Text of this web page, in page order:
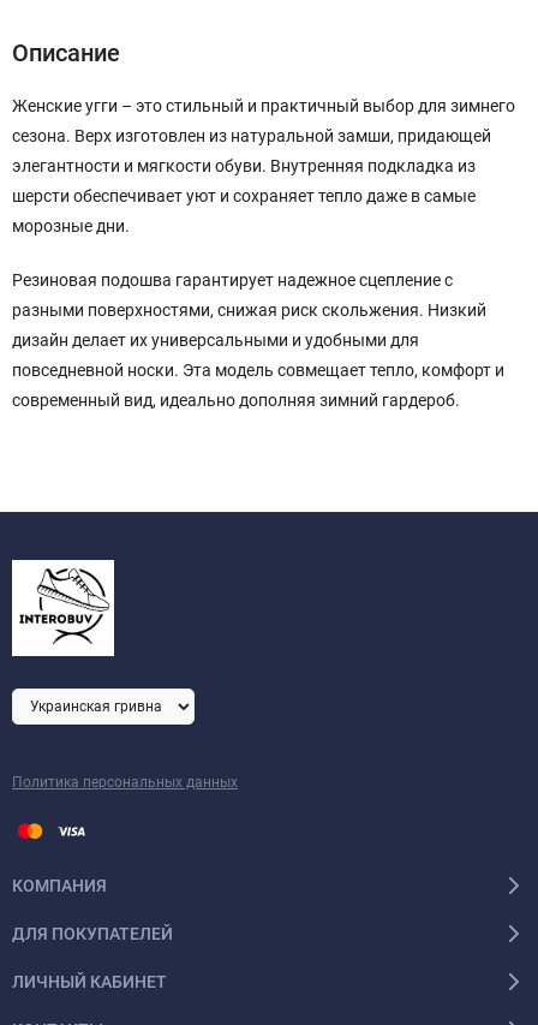
Описание
Женские угги – это стильный и практичный выбор для зимнего
сезона. Верх изготовлен из натуральной замши, придающей
элегантности и мягкости обуви. Внутренняя подкладка из
шерсти обеспечивает уют и сохраняет тепло даже в самые
морозные дни.
Резиновая подошва гарантирует надежное сцепление с
разными поверхностями, снижая риск скольжения. Низкий
дизайн делает их универсальными и удобными для
повседневной носки. Эта модель совмещает тепло, комфорт и
современный вид, идеально дополняя зимний гардероб.
Политика персональных данных
КОМПАНИЯ
ДЛЯ ПОКУПАТЕЛЕЙ
ЛИЧНЫЙ КАБИНЕТ